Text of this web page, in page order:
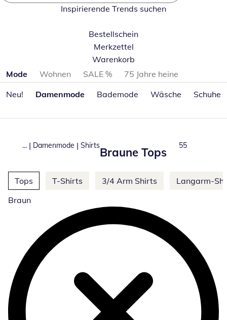
Inspirierende Trends suchen
Bestellschein
Merkzettel
Warenkorb
Produktkategorien überspringen
Mode Wohnen SALE %
75 Jahre heine
Neu!
Damenmode Bademode Wäsche Schuhe
... | Damenmode | Shirts
Braune Tops
Produkte
55
Weitere Kategorien überspringen
Tops T-Shirts 3/4 Arm Shirts
Langarm-
Braun